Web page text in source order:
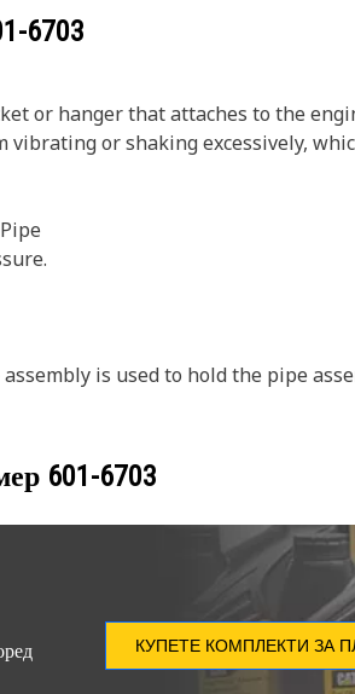
6703
or hanger that attaches to the
or shaking excessively,
is used to hold the pipe
601-6703
КУПЕТЕ КОМПЛЕКТИ ЗА